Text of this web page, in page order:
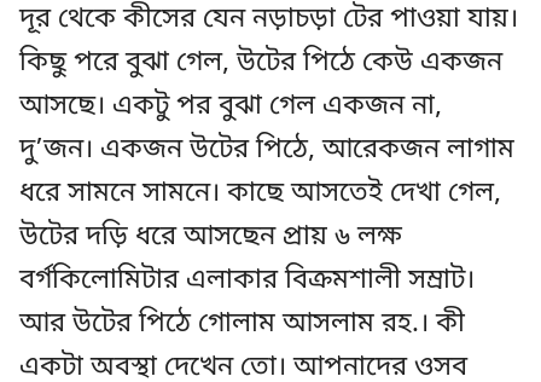
দূর থেকে কীসের যেন নড়াচড়া টের পাওয়া যায়।
কিছু পরে বুঝা গেল, উটের পিঠে কেউ একজন
আসছে। একটু পর বুঝা গেল একজন না,
দু’জন। একজন উটের পিঠে, আরেকজন লাগাম
ধরে সামনে সামনে। কাছে আসতেই দেখা গেল,
উটের দড়ি ধরে আসছেন প্রায় ৬ লক্ষ
বর্গকিলোমিটার এলাকার বিক্রমশালী সম্রাট।
আর উটের পিঠে গোলাম আসলাম রহ.। কী
একটা অবস্থা দেখেন তো। আপনাদের ওসব